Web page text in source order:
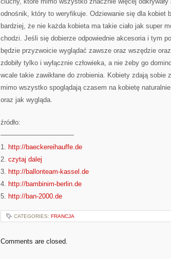
odnośnik, który to weryfikuje. Odziewanie się dla kobiet
bardziej, że nie każda kobieta ma takie ciało jak super
chodzi. Jeśli się dobierze odpowiednie akcesoria i tym
będzie przyzwoicie wyglądać zawsze oraz wszędzie
zdobiły tylko i wyłącznie człowieka, a nie żeby go
wcale takie zawikłane do zrobienia. Kobiety zdają
mimo wszystko spoglądają czasem na kobietę
oraz jak wygląda.
źródło:
———————————
1. http://baeckereihauffe.de
2. czytaj dalej
3. http://ballonteam-kassel.de
4. http://bambinim-berlin.de
5. http://ban-2000.de
CATEGORIES: FRANCJA
Comments are closed.